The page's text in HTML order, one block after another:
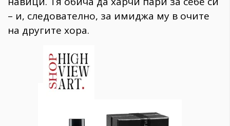
– и, следователно, за имиджа му в очите
на другите хора.